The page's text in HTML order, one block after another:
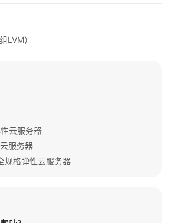
LVM）
云服务器
服务器
规格弹性云服务器